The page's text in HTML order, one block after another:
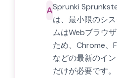
ASprunki
は、最小限のシ
ムはWebブラウ
ため、Chrome、
などの最新のイ
だけが必要です